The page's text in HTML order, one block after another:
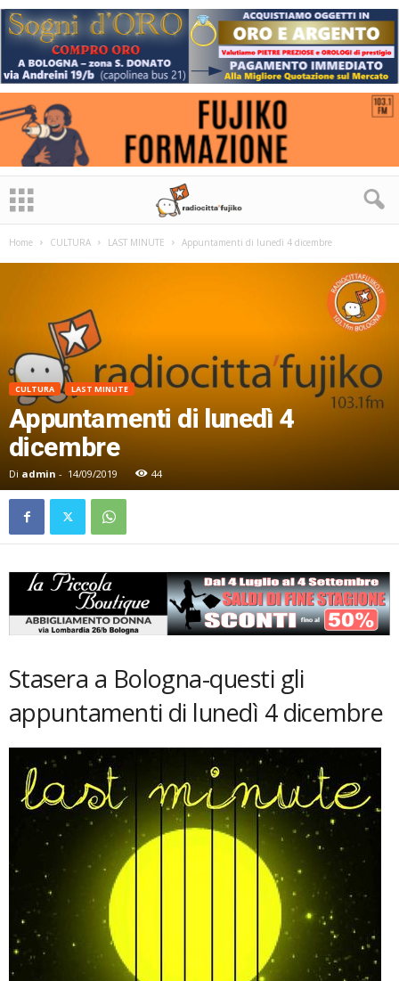
Home CULTURA LAST MINUTE Appuntamenti di lunedì 4 dicembre
CULTURA LAST MINUTE
Appuntamenti di lunedì 4
dicembre
Di admin - 14/09/2019 44
Stasera a Bologna-questi gli
appuntamenti di lunedì 4 dicembre